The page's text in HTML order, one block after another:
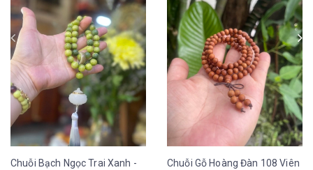
Chuỗi Bạch Ngọc Trai Xanh -
Chuỗi Gỗ Hoàng Đàn 108 Viên